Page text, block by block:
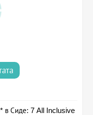
в Сиде: 7 All Inclusive